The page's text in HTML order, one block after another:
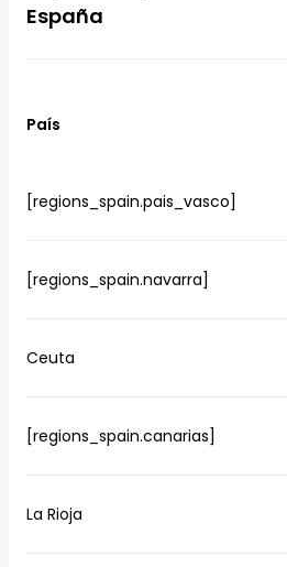
España
País
[regions_spain.pais_vasco]
[regions_spain.navarra]
Ceuta
[regions_spain.canarias]
La Rioja